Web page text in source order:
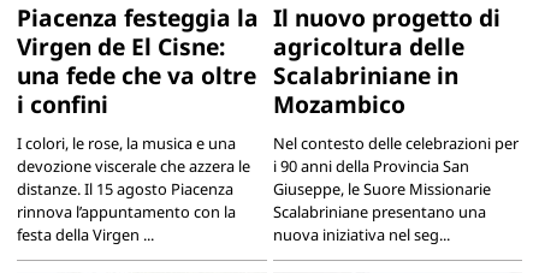
Piacenza festeggia la
Virgen de El Cisne:
una fede che va oltre
i confini
I colori, le rose, la musica e una
devozione viscerale che azzera le
distanze. Il 15 agosto Piacenza
rinnova l’appuntamento con la
festa della Virgen ...
Il nuovo progetto di
agricoltura delle
Scalabriniane in
Mozambico
Nel contesto delle celebrazioni per
i 90 anni della Provincia San
Giuseppe, le Suore Missionarie
Scalabriniane presentano una
nuova iniziativa nel seg...